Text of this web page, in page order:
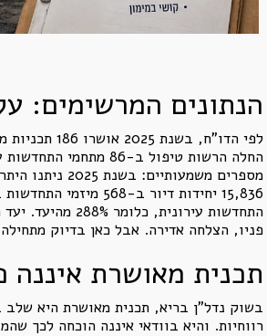
הנתונים המרשימים:
פניו, הצלחה אדירה. אבל כאן בדיוק
תכנית מאושרת איננה
בשוק נדל"ן בריא, תכנית מאושרת היא שלב
רווחיות. והיא בוודאי איננה הוכחה לכך